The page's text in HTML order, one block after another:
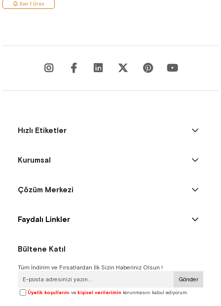
Son 1 Ürün
Hızlı Etiketler
Kurumsal
Çözüm Merkezi
Faydalı Linkler
Bültene Katıl
Tüm İndirim ve Fırsatlardan İlk Sizin Haberiniz Olsun !
Gönder
Üyelik koşullarını ve kişisel verilerimin korunmasını kabul ediyorum.